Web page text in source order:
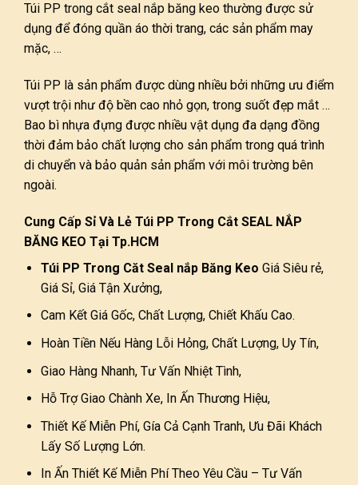
Túi PP trong cắt seal nắp băng keo thường được sử
dụng để đóng quần áo thời trang, các sản phẩm may
mặc, …
Túi PP là sản phẩm được dùng nhiều bởi những ưu điểm
vượt trội như độ bền cao nhỏ gọn, trong suốt đẹp mắt …
Bao bì nhựa đựng được nhiều vật dụng đa dạng đồng
thời đảm bảo chất lượng cho sản phẩm trong quá trình
di chuyển và bảo quản sản phẩm với môi trường bên
ngoài.
Cung Cấp Sỉ Và Lẻ Túi PP Trong Cắt SEAL NẮP
BĂNG KEO Tại Tp.HCM
Túi PP Trong Căt Seal nắp Băng Keo Giá Siêu rẻ,
Giá Sỉ, Giá Tận Xưởng,
Cam Kết Giá Gốc, Chất Lượng, Chiết Khấu Cao.
Hoàn Tiền Nếu Hàng Lỗi Hỏng, Chất Lượng, Uy Tín,
Giao Hàng Nhanh, Tư Vấn Nhiệt Tình,
Hỗ Trợ Giao Chành Xe, In Ấn Thương Hiệu,
Thiết Kế Miễn Phí, Gía Cả Cạnh Tranh, Ưu Đãi Khách
Lấy Số Lượng Lớn.
In Ấn Thiết Kế Miễn Phí Theo Yêu Cầu – Tư Vấn